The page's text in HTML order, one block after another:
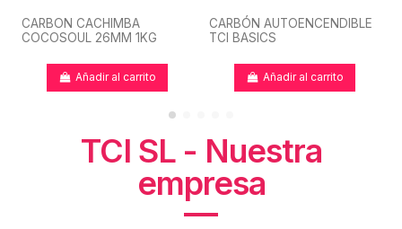
CARBON CACHIMBA
COCOSOUL 26MM 1KG
Añadir al carrito
CARBÓN AUTOENCENDIBLE
TCI BASICS
Añadir al carrito
TCI SL - Nuestra
empresa